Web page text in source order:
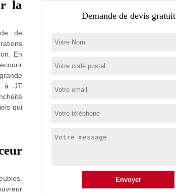
la
de
En
à JT
qui
Demande de devis gratuit